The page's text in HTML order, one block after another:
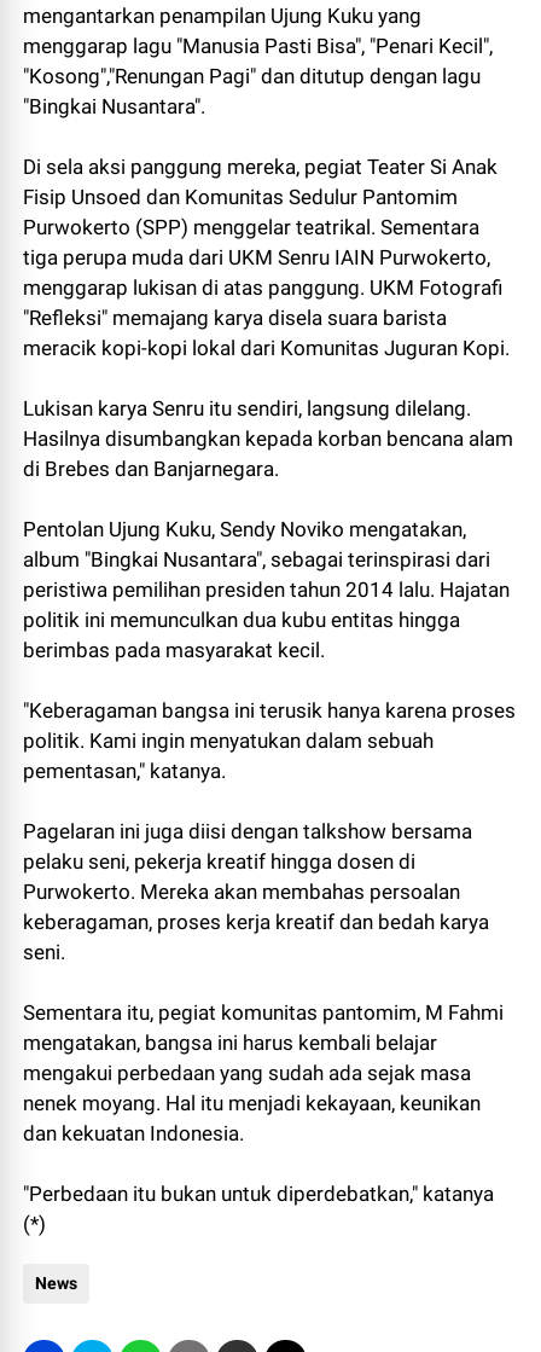
mengantarkan penampilan Ujung Kuku yang
menggarap lagu "Manusia Pasti Bisa", "Penari Kecil",
"Kosong","Renungan Pagi" dan ditutup dengan lagu
"Bingkai Nusantara".
Di sela aksi panggung mereka, pegiat Teater Si Anak
Fisip Unsoed dan Komunitas Sedulur Pantomim
Purwokerto (SPP) menggelar teatrikal. Sementara
tiga perupa muda dari UKM Senru IAIN Purwokerto,
menggarap lukisan di atas panggung. UKM Fotografi
"Refleksi" memajang karya disela suara barista
meracik kopi-kopi lokal dari Komunitas Juguran Kopi.
Lukisan karya Senru itu sendiri, langsung dilelang.
Hasilnya disumbangkan kepada korban bencana alam
di Brebes dan Banjarnegara.
Pentolan Ujung Kuku, Sendy Noviko mengatakan,
album "Bingkai Nusantara", sebagai terinspirasi dari
peristiwa pemilihan presiden tahun 2014 lalu. Hajatan
politik ini memunculkan dua kubu entitas hingga
berimbas pada masyarakat kecil.
"Keberagaman bangsa ini terusik hanya karena proses
politik. Kami ingin menyatukan dalam sebuah
pementasan," katanya.
Pagelaran ini juga diisi dengan talkshow bersama
pelaku seni, pekerja kreatif hingga dosen di
Purwokerto. Mereka akan membahas persoalan
keberagaman, proses kerja kreatif dan bedah karya
seni.
Sementara itu, pegiat komunitas pantomim, M Fahmi
mengatakan, bangsa ini harus kembali belajar
mengakui perbedaan yang sudah ada sejak masa
nenek moyang. Hal itu menjadi kekayaan, keunikan
dan kekuatan Indonesia.
"Perbedaan itu bukan untuk diperdebatkan," katanya
(*)
News